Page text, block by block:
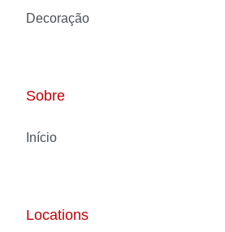
Decoração
Sobre
Início
Locations